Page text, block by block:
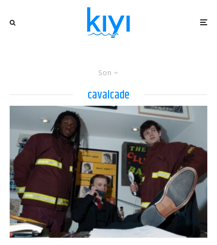
Son
cavalcade